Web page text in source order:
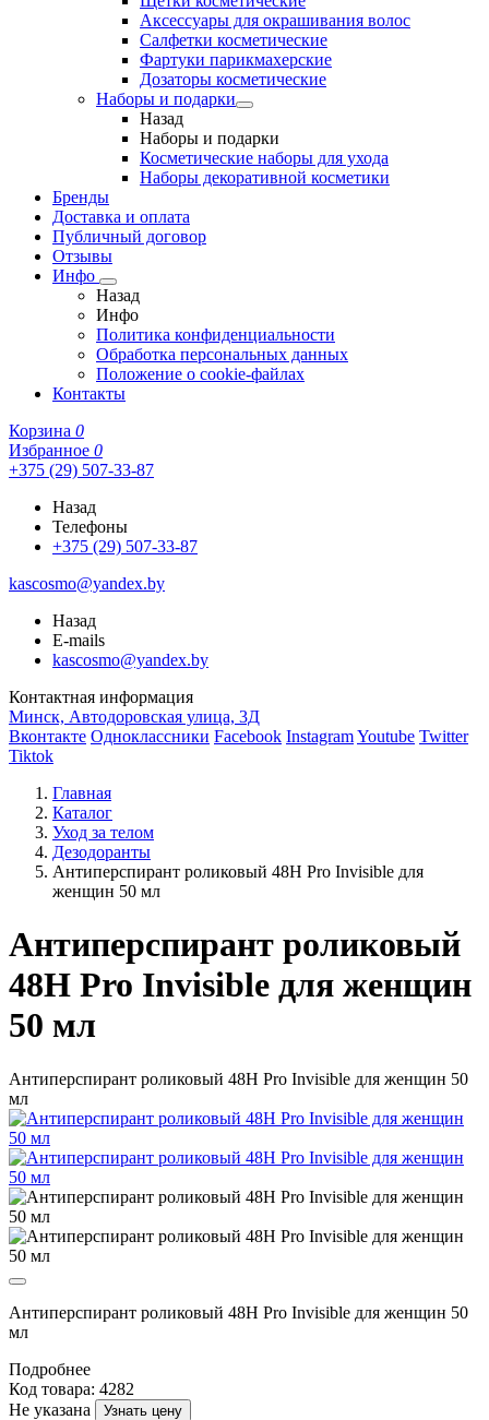
Аксессуары для окрашивания волос
Салфетки косметические
Фартуки парикмахерские
Дозаторы косметические
Наборы и подарки
Назад
Наборы и подарки
Косметические наборы для ухода
Наборы декоративной косметики
Бренды
Доставка и оплата
Публичный договор
Отзывы
Инфо
Назад
Инфо
Политика конфиденциальности
Обработка персональных данных
Положение о cookie-файлах
Контакты
Корзина 0
Избранное 0
+375 (29) 507-33-87
Назад
Телефоны
+375 (29) 507-33-87
kascosmo@yandex.by
Назад
E-mails
kascosmo@yandex.by
Контактная информация
Минск, Автодоровская улица, 3Д
Вконтакте Одноклассники Facebook InstagramYoutube Twitter
Tiktok
Главная
Каталог
Уход за телом
Дезодоранты
Антиперспирант роликовый 48H Pro Invisible для
женщин 50 мл
Антиперспирант роликовый
48H Pro Invisible для женщин
50 мл
Антиперспирант роликовый 48H Pro Invisible для женщин 50
мл
Антиперспирант роликовый 48H Pro Invisible для женщин 50
мл
Подробнее
Код товара: 4282
Не указана
Узнать цену